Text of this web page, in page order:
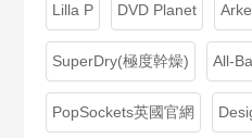
Lilla P DVD Planet
SuperDry(極度幹燥) All-
PopSockets英國官網